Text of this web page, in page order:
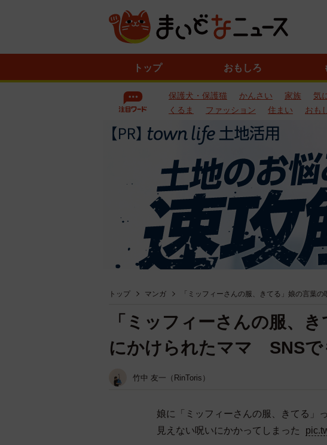
トップ おもしろ
保護犬・保護猫 かんさい 家族 気
くるま
ファッション 住まい おも
トップ マンガ 「ミッフィーさんの服、きてる」娘の言葉
「ミッフィーさんの服、
にかけられたママ SNSで
竹中 友一（RinToris）
娘に「ミッフィーさんの服、きてる」
見えない呪いにかかってしまった